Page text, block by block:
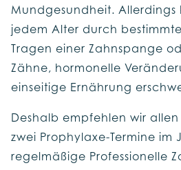
Mundgesundheit. Allerdings
jedem Alter durch
Tragen einer Zahnspange
Zähne, hormonelle
einseitige Ernährung
Deshalb empfehlen wir
zwei Prophylaxe-Termine im
regelmäßige Professionelle